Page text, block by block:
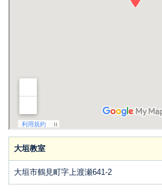
⼤垣教室
大垣市鶴見町字上渡瀬641-2